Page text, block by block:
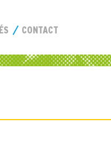
CONTACT